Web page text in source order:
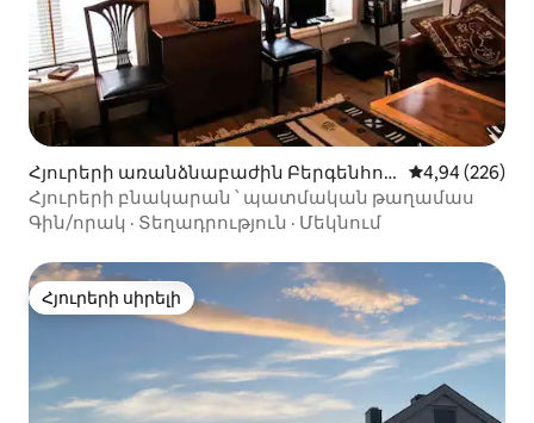
Հյուրերի առանձնաբաժին Բերգենհու
ս-ում
Միջին
4,94 (226)
Հյուրերի բնակարան ՝ պատմական թաղամաս
Գին/որակ · Տեղադրություն · Մեկնում
Հյուրերի սիրելի
Հյուրերի սիրելի